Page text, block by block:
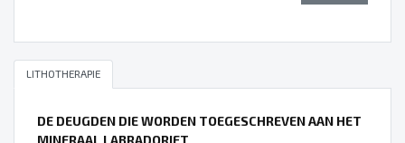
LITHOTHERAPIE
DE DEUGDEN DIE WORDEN TOEGESCHREVEN AAN HET
MINERAAL LABRADORIET